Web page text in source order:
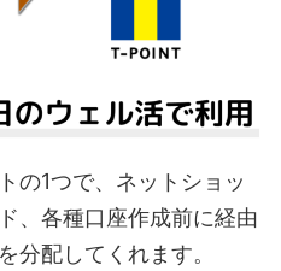
の1つで、ネットショッ
、各種口座作成前に経由
分配してくれます。